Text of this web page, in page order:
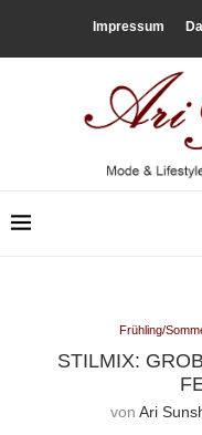
Impressum
Frühling/
STILMIX:
von Ari